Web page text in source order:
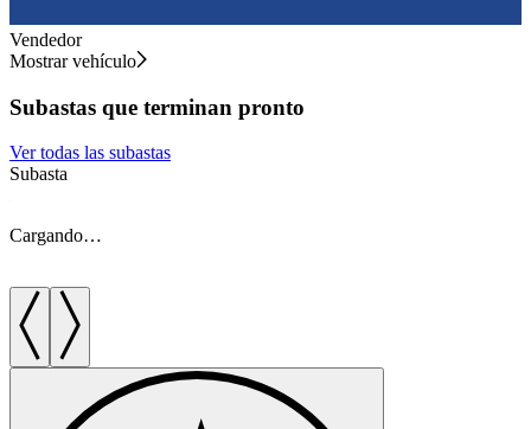
Vendedor
Mostrar vehículo
Subastas que terminan pronto
Ver todas las subastas
Subasta
Cargando…